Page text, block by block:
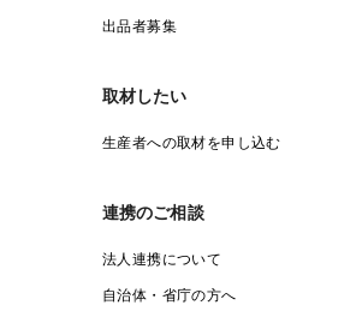
出品者募集
取材したい
生産者への取材を申し込む
連携のご相談
法人連携について
自治体・省庁の方へ